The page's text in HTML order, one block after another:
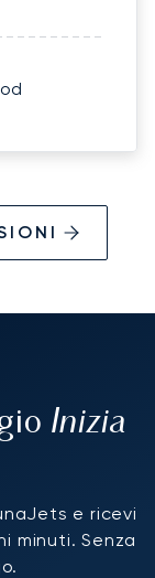
Inizia
e ricevi
minuti. Senza